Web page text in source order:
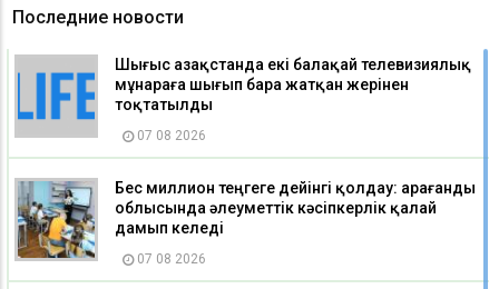
Последние новости
Шығыс Қазақстанда екі балақай телевизиялық
мұнараға шығып бара жатқан жерінен
тоқтатылды
07 08 2026
Бес миллион теңгеге дейінгі қолдау: Қарағанды
облысында әлеуметтік кәсіпкерлік қалай
дамып келеді
07 08 2026